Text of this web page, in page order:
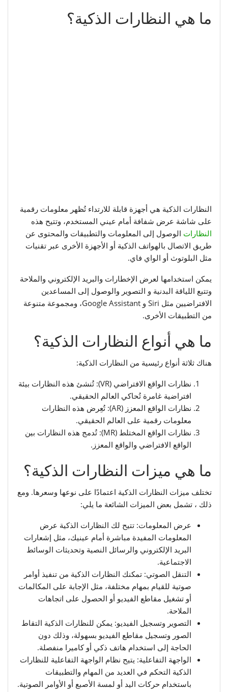
ما هي النظارات الذكية؟
النظارات الذكية هي أجهزة قابلة للارتداء تُظهر معلومات رقمية
على شاشة عرض شفافة أمام عيني المستخدم، وتتيح هذه
النظارات الوصول إلى المعلومات والتطبيقات والمحتوى عن
طريق الاتصال بالهواتف الذكية أو الأجهزة الأخرى عبر تقنيات
مثل البلوتوث أو الواي فاي.
يمكن استخدامها لعرض الإخطارات والبريد الإلكتروني والملاحة
وتتبع اللياقة البدنية و التصوير والوصول إلى المساعدين
الافتراضيين مثل Siri و Google Assistant، ومجموعة متنوعة
من التطبيقات الأخرى.
ما هي أنواع النظارات الذكية؟
هناك ثلاثة أنواع رئيسية من النظارات الذكية:
نظارات الواقع الافتراضي (VR): تُنشئ هذه النظارات بيئة
افتراضية غامرة تُحاكي العالم الحقيقي.
نظارات الواقع المعزز (AR): تُعِرض هذه النظارات
معلومات رقمية على العالم الحقيقي.
نظارات الواقع المختلط (MR): تُدمج هذه النظارات بين
الواقع الافتراضي والواقع المعزز.
ما هي ميزات النظارات الذكية؟
تختلف ميزات النظارات الذكية اعتمادًا على نوعها وسعرها. ومع
ذلك ، تشمل بعض الميزات الشائعة ما يلي:
عرض المعلومات: تتيح لك النظارات الذكية عرض
المعلومات المفيدة مباشرة أمام عينيك، مثل إشعارات
البريد الإلكتروني والرسائل النصية وتحديثات الوسائط
الاجتماعية.
التنقل الصوتي: تمكنك النظارات الذكية من تنفيذ أوامر
صوتية للقيام بمهام مختلفة، مثل الإجابة على المكالمات
أو تشغيل مقاطع الفيديو أو الحصول على اتجاهات
الملاحة.
التصوير وتسجيل الفيديو: يمكن للنظارات الذكية التقاط
الصور وتسجيل مقاطع الفيديو بسهولة، وذلك دون
الحاجة إلى استخدام هاتف ذكي أو كاميرا منفصلة.
الواجهة التفاعلية: يتيح نظام الواجهة التفاعلية للنظارات
الذكية التحكم في العديد من المهام والتطبيقات
باستخدام حركات اليد أو لمسة الأصبع أو الأوامر الصوتية.